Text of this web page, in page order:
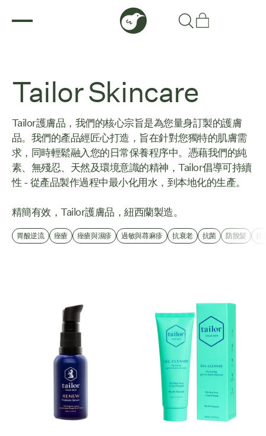
Tailor Skincare
Tailor護膚品，我們的核心宗旨是為您量身訂製的護膚
品。我們的產品經匠心打造，旨在針對您獨特的肌膚需
求，同時輕鬆融入您的日常保養程序中。憑藉我們的純
素、無殘忍、天然及環境意識的精神，Tailor倡導可持續
性 - 從產品製作過程中最小化用水，到本地化的生產。
精簡有效，Tailor護膚品，紐西蘭製造。
胃酸逆流 痤瘡 痤瘡與濕疹 過敏與蕁麻疹 抗衰老 抗菌 防脫髮 抗